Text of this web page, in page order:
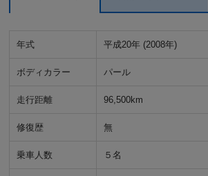
年式 平成20年 (2008年)
ボディカラー パール
走行距離 96,500km
修復歴 無
乗車人数 ５名